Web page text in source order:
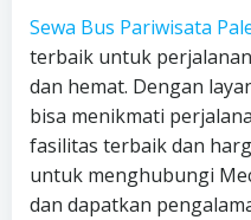
Sewa Bus Pariwisata
terbaik untuk
dan hemat. Dengan
bisa menikmati
fasilitas terbaik dan
untuk menghubungi
dan dapatkan